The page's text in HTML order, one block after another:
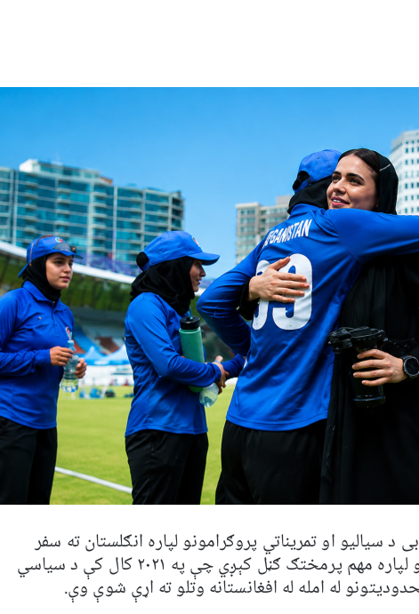
کړئ
د سیالیو او تمریناتي پروګرامونو لپاره انګلستان ته سفر
وکړي. دا سفر د هغو افغان لوبغاړو لپاره مهم پرمختګ ګڼل کېږي چې په ۲۰۲۱ کال کې د سیاسي
له امله له افغانستانه وتلو ته اړې شوې وې.